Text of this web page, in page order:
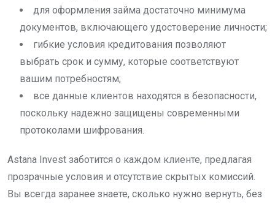
для оформления займа достаточно минимума
документов, включающего удостоверение личности;
гибкие условия кредитования позволяют
выбрать срок и сумму, которые соответствуют
вашим потребностям;
все данные клиентов находятся в безопасности,
поскольку надежно защищены современными
протоколами шифрования.
Astana Invest заботится о каждом клиенте, предлагая
прозрачные условия и отсутствие скрытых комиссий.
Вы всегда заранее знаете, сколько нужно вернуть, без